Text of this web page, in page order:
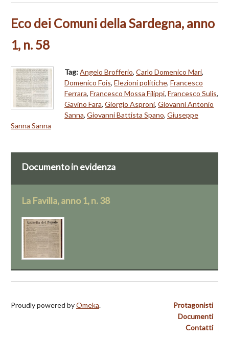
Eco dei Comuni della Sardegna, anno
1, n. 58
Tag:Angelo Brofferio, Carlo Domenico Mari,
Domenico Fois, Elezioni politiche, Francesco
Ferrara, Francesco Mossa Filippi, Francesco Sulis,
Gavino Fara, Giorgio Asproni, Giovanni Antonio
Sanna, Giovanni Battista Spano, Giuseppe
Sanna Sanna
Documento in evidenza
La Favilla, anno 1, n. 38
Protagonisti
Documenti
Contatti
Proudly powered byOmeka.